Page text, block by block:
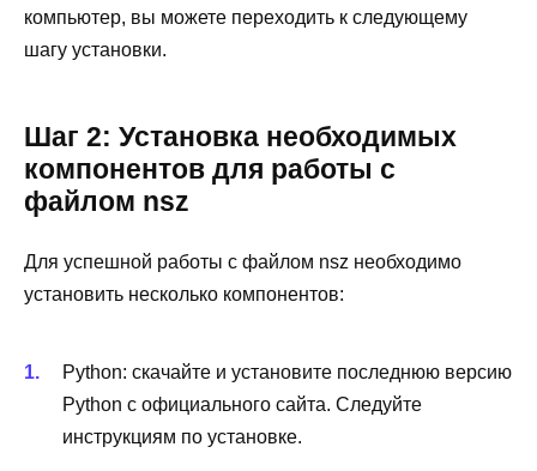
компьютер, вы можете переходить к следующему
шагу установки.
Шаг 2: Установка необходимых
компонентов для работы с
файлом nsz
Для успешной работы с файлом nsz необходимо
установить несколько компонентов:
Python: скачайте и установите последнюю версию
Python с официального сайта. Следуйте
инструкциям по установке.